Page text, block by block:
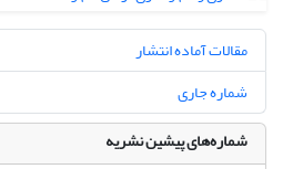
مقالات آماده انتشار
شماره جاری
شماره‌های پیشین نشریه